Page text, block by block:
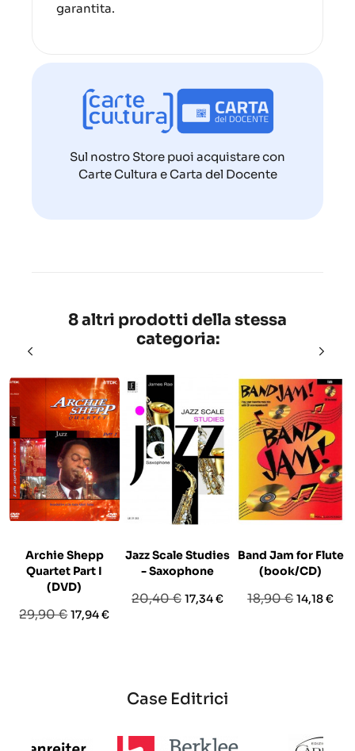
garantita.
Sul nostro Store puoi acquistare con
Carte Cultura e Carta del Docente
8 altri prodotti della stessa
categoria:
Archie Shepp
Quartet Part I
(DVD)
Prezzo
29,90 €Prezzo
17,94 €
Jazz Scale Studies
- Saxophone
Prezzo
20,40 € Prezzo
17,34 €
Band Jam for Flute
(book/CD)
Prezzo
18,90 € Prezzo
14,18 €
Case Editrici